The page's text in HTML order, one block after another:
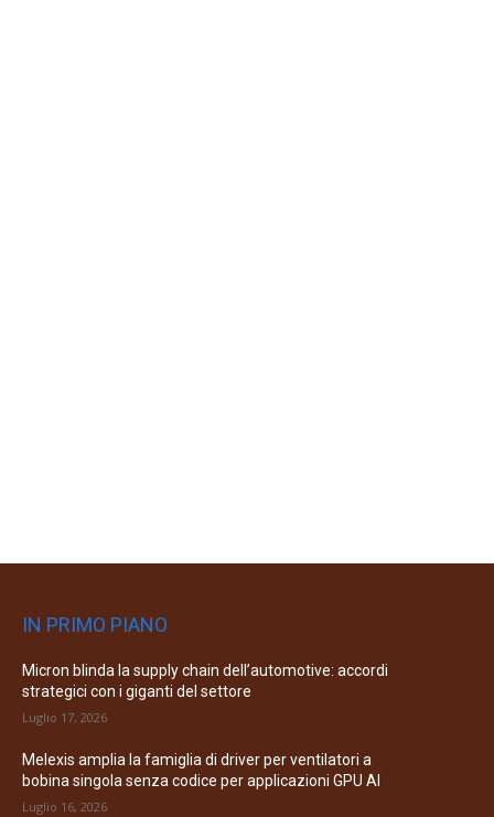
IN PRIMO PIANO
Micron blinda la supply chain dell’automotive: accordi
strategici con i giganti del settore
Luglio 17, 2026
Melexis amplia la famiglia di driver per ventilatori a
bobina singola senza codice per applicazioni GPU AI
Luglio 16, 2026